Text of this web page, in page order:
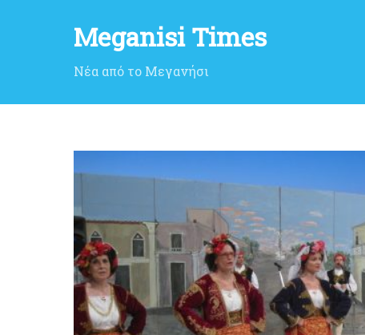
Meganisi Times
Νέα από το Μεγανήσι